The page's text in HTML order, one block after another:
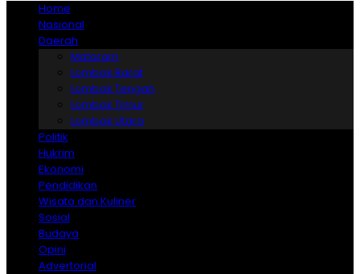
Home
Nasional
Daerah
Mataram
Lombok Barat
Lombok Tengah
Lombok Timur
Lombok Utara
Politik
Hukrim
Ekonomi
Pendidikan
Wisata dan Kuliner
Sosial
Budaya
Opini
Advertorial